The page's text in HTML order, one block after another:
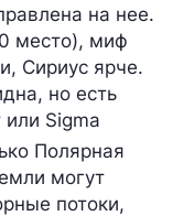
на нее.
место), миф
Сириус ярче.
но есть
Sigma
Полярная
могут
потоки,